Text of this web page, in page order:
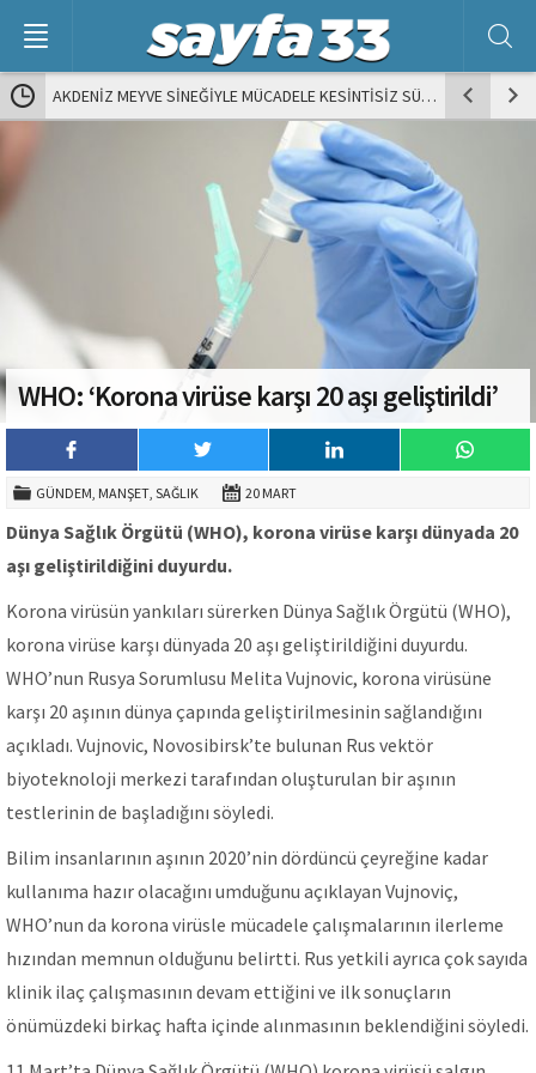
AKDENİZ MEYVE SİNEĞİYLE MÜCADELE KESİNTİSİZ SÜRÜYOR TUTKUNUN
WHO: ‘Korona virüse karşı 20 aşı geliştirildi’
GÜNDEM, MANŞET, SAĞLIK 20 MART
Dünya Sağlık Örgütü (WHO), korona virüse karşı dünyada 20
aşı geliştirildiğini duyurdu.
Korona virüsün yankıları sürerken Dünya Sağlık Örgütü (WHO),
korona virüse karşı dünyada 20 aşı geliştirildiğini duyurdu.
WHO’nun Rusya Sorumlusu Melita Vujnovic, korona virüsüne
karşı 20 aşının dünya çapında geliştirilmesinin sağlandığını
açıkladı. Vujnovic, Novosibirsk’te bulunan Rus vektör
biyoteknoloji merkezi tarafından oluşturulan bir aşının
testlerinin de başladığını söyledi.
Bilim insanlarının aşının 2020’nin dördüncü çeyreğine kadar
kullanıma hazır olacağını umduğunu açıklayan Vujnoviç,
WHO’nun da korona virüsle mücadele çalışmalarının ilerleme
hızından memnun olduğunu belirtti. Rus yetkili ayrıca çok sayıda
klinik ilaç çalışmasının devam ettiğini ve ilk sonuçların
önümüzdeki birkaç hafta içinde alınmasının beklendiğini söyledi.